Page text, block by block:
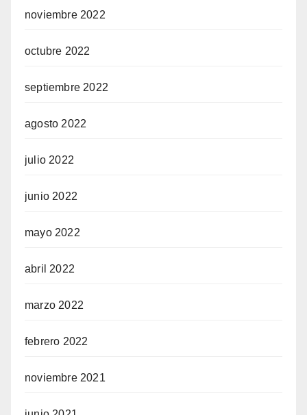
noviembre 2022
octubre 2022
septiembre 2022
agosto 2022
julio 2022
junio 2022
mayo 2022
abril 2022
marzo 2022
febrero 2022
noviembre 2021